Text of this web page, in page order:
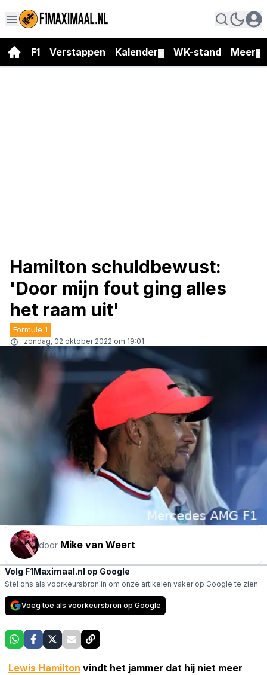
F1 Verstappen Kalender WK-stand Meer
Hamilton schuldbewust:
'Door mijn fout ging alles
het raam uit'
Formule 1
zondag, 02 oktober 2022 om 19:01
door Mike van Weert
Volg F1Maximaal.nl op Google
Stel ons als voorkeursbron in om onze artikelen vaker op Google te zien
Voeg toe als voorkeursbron op Google
Lewis Hamilton vindt het jammer dat hij niet meer